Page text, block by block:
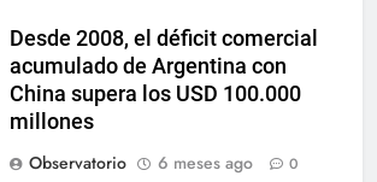
Desde 2008, el déficit comercial
acumulado de Argentina con
China supera los USD 100.000
millones
Observatorio
6 meses ago 0